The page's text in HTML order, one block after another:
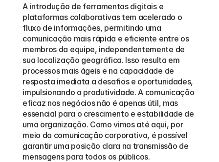
A introdução de ferramentas digitais e
plataformas colaborativas tem acelerado o
fluxo de informações, permitindo uma
comunicação mais rápida e eficiente entre os
membros da equipe, independentemente de
sua localização geográfica. Isso resulta em
processos mais ágeis e na capacidade de
resposta imediata a desafios e oportunidades,
impulsionando a produtividade. A comunicação
eficaz nos negócios não é apenas útil, mas
essencial para o crescimento e estabilidade de
uma organização. Como vimos até aqui, por
meio da comunicação corporativa, é possível
garantir uma posição clara na transmissão de
mensagens para todos os públicos.